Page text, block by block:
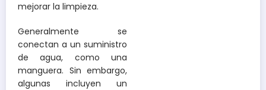
mejorar la limpieza.
Generalmente se
conectan a un suministro
de agua, como una
manguera. Sin embargo,
algunas incluyen un